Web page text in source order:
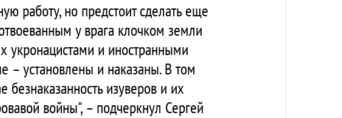
работу, но предстоит сделать еще
у врага клочком земли
укронацистами и иностранными
– установлены и наказаны. В том
безнаказанность изуверов и их
войны", – подчеркнул Сергей